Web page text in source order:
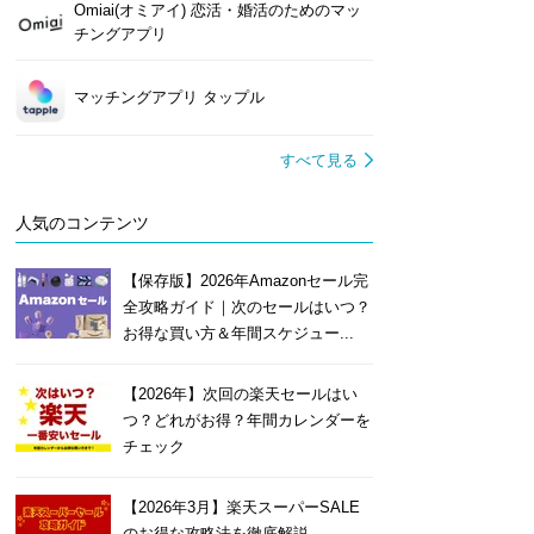
Omiai(オミアイ) 恋活・婚活のためのマッ
チングアプリ
マッチングアプリ タップル
すべて見る
人気のコンテンツ
【保存版】2026年Amazonセール完
全攻略ガイド｜次のセールはいつ？
お得な買い方＆年間スケジュー...
【2026年】次回の楽天セールはい
つ？どれがお得？年間カレンダーを
チェック
【2026年3月】楽天スーパーSALE